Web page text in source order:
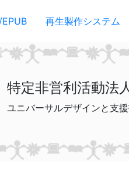
再生製作システム
特定非営利活動法
ユニバーサルデザインと支